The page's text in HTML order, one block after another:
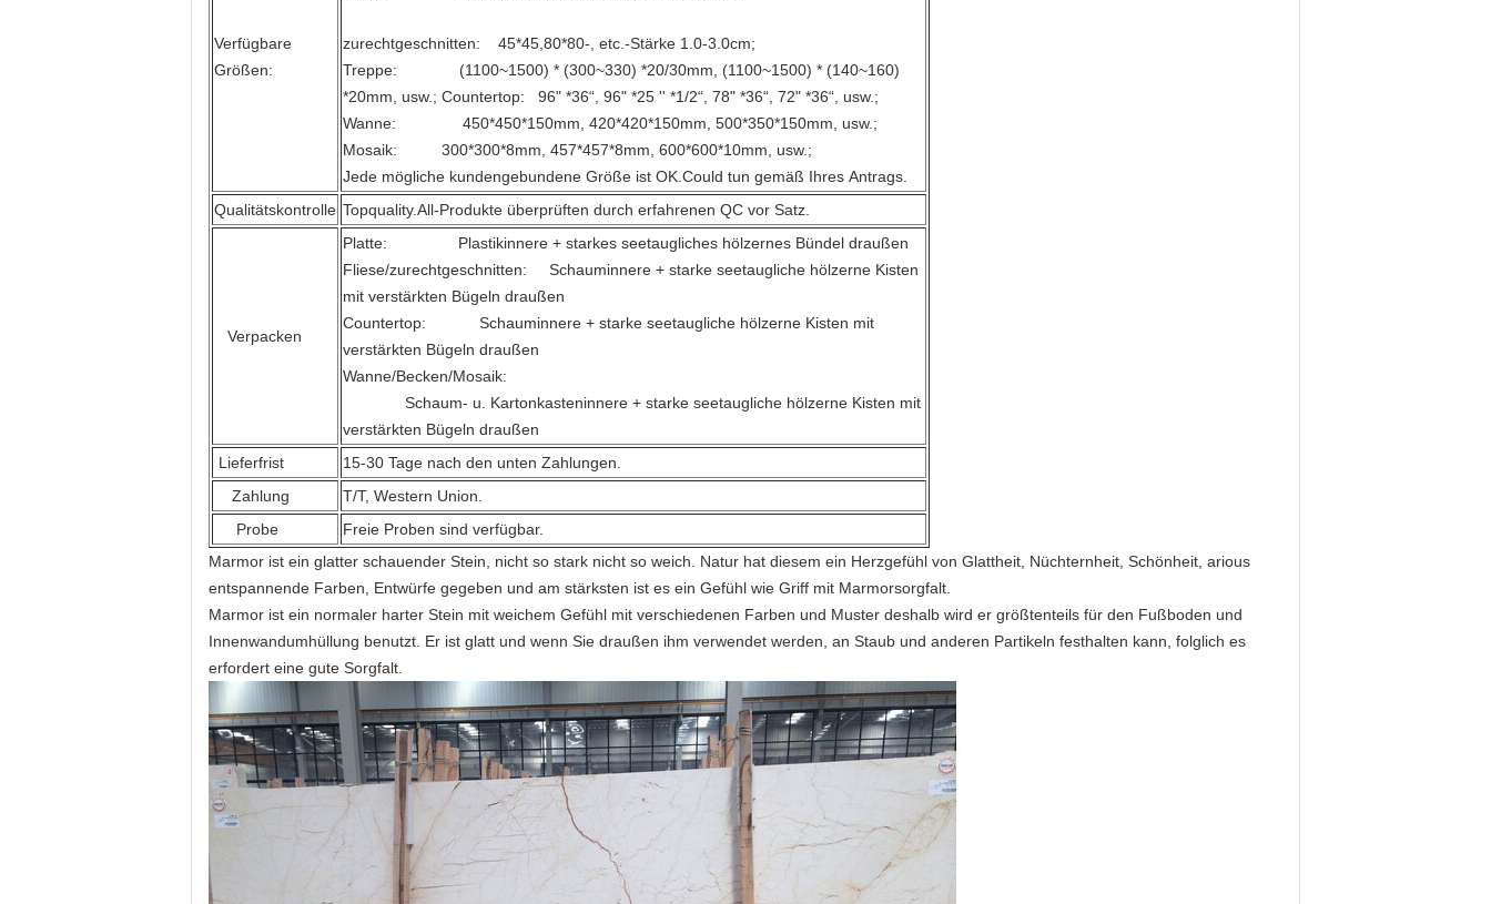
Hinterlass eine Nachricht
EINREICHUNGEN
Verfügbare
Größen:
zurechtgeschnitten: 45*45,80*80-, etc.-Stärke 1.0-3.0cm;
Treppe: (1100~1500) * (300~330) *20/30mm, (1100~1500) * (140~160)
*20mm, usw.; Countertop: 96" *36“, 96" *25 '' *1/2“, 78" *36“, 72" *36“, usw.;
Wanne: 450*450*150mm, 420*420*150mm, 500*350*150mm, usw.;
Mosaik: 300*300*8mm, 457*457*8mm, 600*600*10mm, usw.;
Jede mögliche kundengebundene Größe ist OK.Could tun gemäß Ihres Antrags.
Qualitätskontrolle Topquality.All-Produkte überprüften durch erfahrenen QC vor Satz.
Verpacken
Platte: Plastikinnere + starkes seetaugliches hölzernes Bündel draußen
Fliese/zurechtgeschnitten: Schauminnere + starke seetaugliche hölzerne Kisten
mit verstärkten Bügeln draußen
Countertop: Schauminnere + starke seetaugliche hölzerne Kisten mit
verstärkten Bügeln draußen
Wanne/Becken/Mosaik:
Schaum- u. Kartonkasteninnere + starke seetaugliche hölzerne Kisten mit
verstärkten Bügeln draußen
Lieferfrist
15-30 Tage nach den unten Zahlungen.
Zahlung
T/T, Western Union.
Probe
Freie Proben sind verfügbar.
Marmor ist ein glatter schauender Stein, nicht so stark nicht so weich. Natur hat diesem ein Herzgefühl von Glattheit, Nüchternheit, Schönheit, arious
entspannende Farben, Entwürfe gegeben und am stärksten ist es ein Gefühl wie Griff mit Marmorsorgfalt.
Marmor ist ein normaler harter Stein mit weichem Gefühl mit verschiedenen Farben und Muster deshalb wird er größtenteils für den Fußboden und
Innenwandumhüllung benutzt. Er ist glatt und wenn Sie draußen ihm verwendet werden, an Staub und anderen Partikeln festhalten kann, folglich es
erfordert eine gute Sorgfalt.